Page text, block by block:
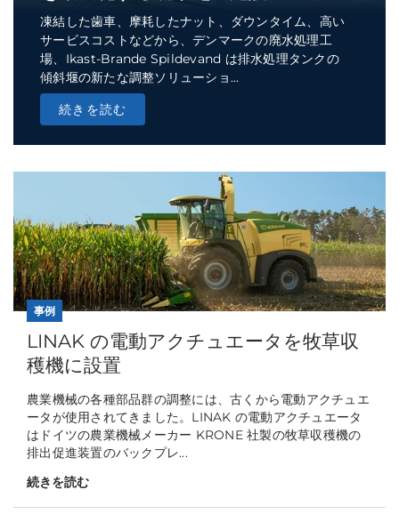
凍結した歯車、摩耗したナット、ダウンタイム、高い
サービスコストなどから、デンマークの廃水処理工
場、Ikast-Brande Spildevand は排水処理タンクの
傾斜堰の新たな調整ソリューショ...
続きを読む
事例
LINAK の電動アクチュエータを牧草収
穫機に設置
農業機械の各種部品群の調整には、古くから電動アクチュエ
ータが使用されてきました。LINAK の電動アクチュエータ
はドイツの農業機械メーカー KRONE 社製の牧草収穫機の
排出促進装置のバックプレ...
続きを読む